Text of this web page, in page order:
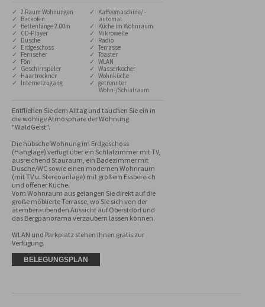
✓ 2 Raum Wohnungen
✓ Backofen
✓ Bettenlänge 2.00m
✓ CD-Player
✓ Dusche
✓ Erdgeschoss
✓ Fernseher
✓ Fön
✓ Geschirrspüler
✓ Haartrockner
✓ Internetzugang
✓ Kaffeemaschine/ -
automat
✓ Küche im Wohnraum
✓ Mikrowelle
✓ Radio
✓ Terrasse
✓ Toaster
✓ WLAN
✓ Wasserkocher
✓ Wohnküche
✓ getrennter
Wohn-/Schlafraum
Entfliehen Sie dem Alltag und tauchen Sie ein in
die wohlige Atmosphäre der Wohnung
"WaldGeist".
Die hübsche Wohnung im Erdgeschoss
(Hanglage) verfügt über ein Schlafzimmer mit TV,
ausreichend Stauraum, ein Badezimmer mit
Dusche/WC sowie einen modernen Wohnraum
(mit TV u. Stereoanlage) mit großem Essbereich
und offener Küche.
Vom Wohnraum aus gelangen Sie direkt auf die
große möblierte Terrasse, wo Sie sich von der
atemberaubenden Aussicht auf Oberstdorf und
das Bergpanorama verzaubern lassen können.
WLAN und Parkplatz stehen Ihnen gratis zur
Verfügung.
BELEGUNGSPLAN